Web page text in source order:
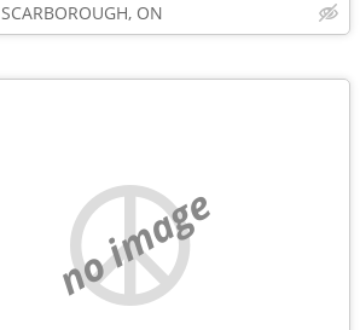
SCARBOROUGH, ON
no image